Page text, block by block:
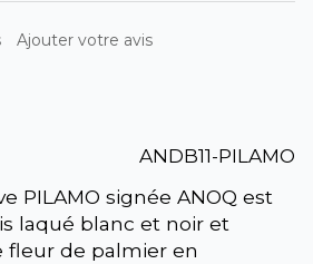
Ajouter votre avis
ANDB11-PILAMO
PILAMO signée ANOQ est
laqué blanc et noir et
de palmier en